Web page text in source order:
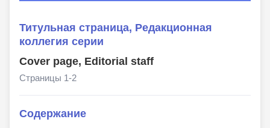
Титульная страница, Редакционная
коллегия серии
Cover page, Editorial staff
Страницы 1-2
Содержание